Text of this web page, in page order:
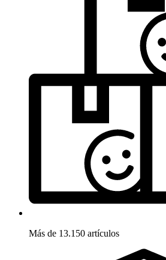
Más de 13.150 artículos